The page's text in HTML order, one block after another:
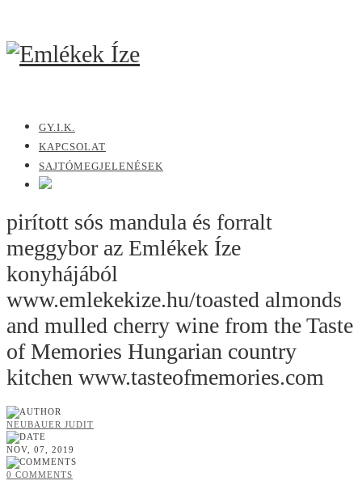
GY.I.K.
KAPCSOLAT
SAJTÓMEGJELENÉSEK
pirított sós mandula és forralt
meggybor az Emlékek Íze
konyhájából
www.emlekekize.hu/toasted almonds
and mulled cherry wine from the Taste
of Memories Hungarian country
kitchen www.tasteofmemories.com
NEUBAUER JUDIT
NOV, 07, 2019
0 COMMENTS